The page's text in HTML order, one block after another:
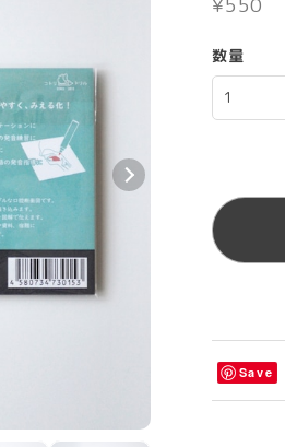
数量
Save